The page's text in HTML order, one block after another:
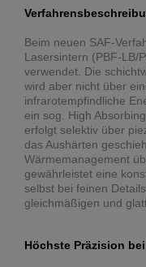
Beim neuen SAF-
Lasersintern (PBF-LB/
verwendet. Die
wird aber nicht über
infrarotempfindliche
ein sog. High
erfolgt selektiv über
das Aushärten
Wärmemanagement
gewährleistet eine
selbst bei feinen
gleichmäßigen und
Höchste Präzision